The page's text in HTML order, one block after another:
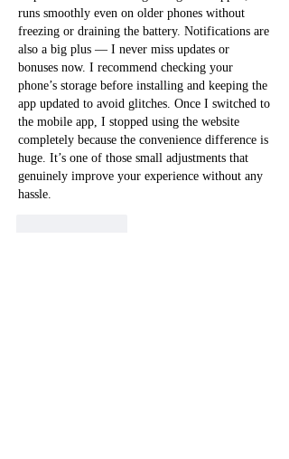
runs smoothly even on older phones without
freezing or draining the battery. Notifications are
also a big plus — I never miss updates or
bonuses now. I recommend checking your
phone’s storage before installing and keeping the
app updated to avoid glitches. Once I switched to
the mobile app, I stopped using the website
completely because the convenience difference is
huge. It’s one of those small adjustments that
genuinely improve your experience without any
hassle.